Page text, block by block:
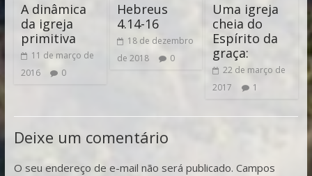
A dinâmica
da igreja
primitiva
11 de março de
2016
0
Hebreus
4.14-16
18 de dezembro
de 2018
0
Uma igreja
cheia do
Espírito da
graça:
22 de março de
2017
1
Deixe um comentário
O seu endereço de e-mail não será publicado. Campos